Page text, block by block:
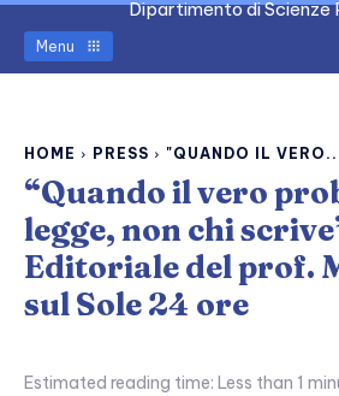
Dipartimento di Scienze
Menu
HOME PRESS "QUANDO IL
“Quando il vero
legge, non chi
Editoriale del prof.
sul Sole 24 ore
Estimated reading time: Less than 1